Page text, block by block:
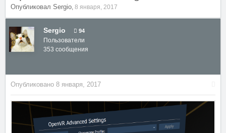
Опубликовал Sergio, 8 января, 2017
Sergio 94
Пользователи
353 сообщения
Опубликовано 8 января, 2017